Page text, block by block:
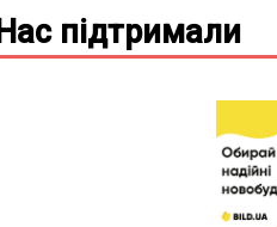
Нас підтримали